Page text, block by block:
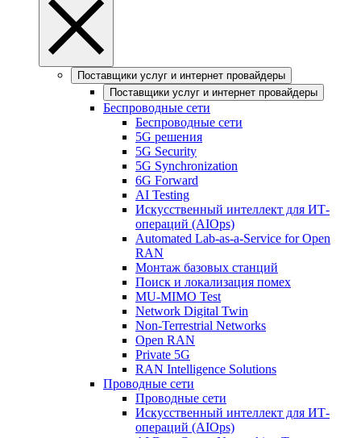
Поставщики услуг и интернет провайдеры
Поставщики услуг и интернет провайдеры
Беспроводные сети
Беспроводные сети
5G решения
5G Security
5G Synchronization
6G Forward
AI Testing
Искусственный интеллект для ИТ-
операций (AIOps)
Automated Lab-as-a-Service for Open
RAN
Монтаж базовых станций
Поиск и локализация помех
MU-MIMO Test
Network Digital Twin
Non-Terrestrial Networks
Open RAN
Private 5G
RAN Intelligence Solutions
Проводные сети
Проводные сети
Искусственный интеллект для ИТ-
операций (AIOps)